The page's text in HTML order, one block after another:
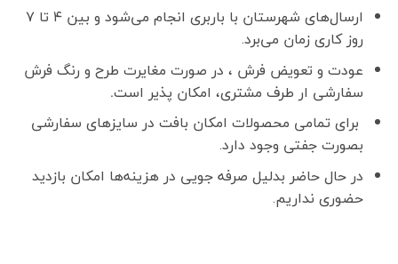
ارسال‌های شهرستان با باربری انجام می‌شود و بین ۴ تا ۷
روز کاری زمان می‌برد.
عودت و تعویض فرش ، در صورت مغایرت طرح و رنگ فرش
سفارشی ار طرف مشتری، امکان پذیر است.
برای تمامی محصولات امکان بافت در سایزهای سفارشی
بصورت جفتی وجود دارد.
در حال حاضر بدلیل صرفه جویی در هزینه‌ها امکان بازدید
حضوری نداریم.